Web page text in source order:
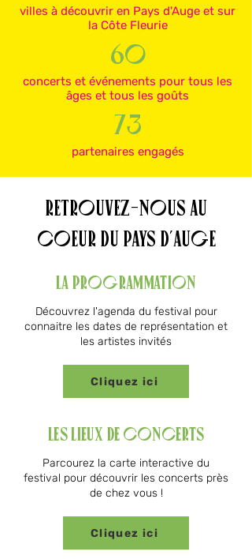
villes à découvrir en Pays d'Auge et sur
la Côte Fleurie
60
concerts et événements pour tous les
âges et tous les goûts
73
partenaires engagés
retrouvez-nous au
coeur du pays d'auge
la programmation
Découvrez l'agenda du festival pour
connaitre les dates de représentation et
les artistes invités
Cliquez ici
Les lieux de concerts
Parcourez la carte interactive du
festival pour découvrir les concerts près
de chez vous !
Cliquez ici